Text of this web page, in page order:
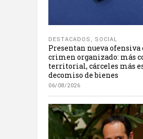
DESTACADOS , SOCIAL
Presentan nueva ofensiva
crimen organizado: más
territorial, cárceles más
decomiso de bienes
06/08/2026